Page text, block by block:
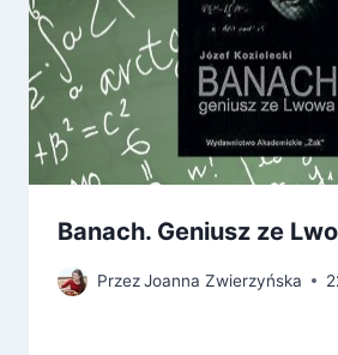
Banach. Geniusz ze
PrzezJoanna Zwierzyńska